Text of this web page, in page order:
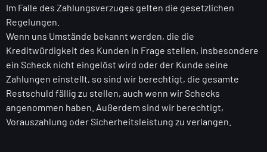
Im Falle des Zahlungsverzuges gelten die gesetzlichen
Regelungen.
Wenn uns Umstände bekannt werden, die die
Kreditwürdigkeit des Kunden in Frage stellen, insbesondere
ein Scheck nicht eingelöst wird oder der Kunde seine
Zahlungen einstellt, so sind wir berechtigt, die gesamte
Restschuld fällig zu stellen, auch wenn wir Schecks
angenommen haben. Außerdem sind wir berechtigt,
Vorauszahlung oder Sicherheitsleistung zu verlangen.